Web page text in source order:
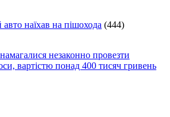
наїхав на пішохода (444)
незаконно провезти
вартістю понад 400 тисяч гривень